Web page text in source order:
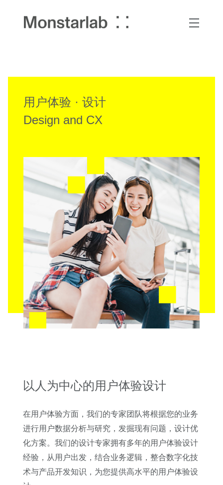
用户体验 · 设计
Design and CX
以人为中心的用户体验设计
在用户体验方面，我们的专家团队将根据您的业务
进行用户数据分析与研究，发掘现有问题，设计优
化方案。我们的设计专家拥有多年的用户体验设计
经验，从用户出发，结合业务逻辑，整合数字化技
术与产品开发知识，为您提供高水平的用户体验设